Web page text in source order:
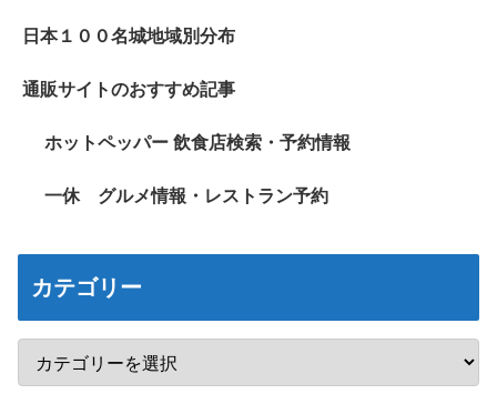
日本１００名城地域別分布
通販サイトのおすすめ記事
ホットペッパー 飲食店検索・予約情報
一休 グルメ情報・レストラン予約
カテゴリー